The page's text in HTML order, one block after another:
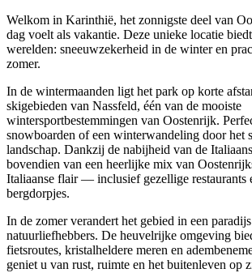
Welkom in Karinthië, het zonnigste deel van
dag voelt als vakantie. Deze unieke locatie
werelden: sneeuwzekerheid in de winter en
zomer.
In de wintermaanden ligt het park op korte
skigebieden van Nassfeld, één van de mooiste
wintersportbestemmingen van Oostenrijk.
snowboarden of een winterwandeling door het
landschap. Dankzij de nabijheid van de
bovendien van een heerlijke mix van
Italiaanse flair — inclusief gezellige restaurants
bergdorpjes.
In de zomer verandert het gebied in een
natuurliefhebbers. De heuvelrijke omgeving
fietsroutes, kristalheldere meren en
geniet u van rust, ruimte en het buitenleven op